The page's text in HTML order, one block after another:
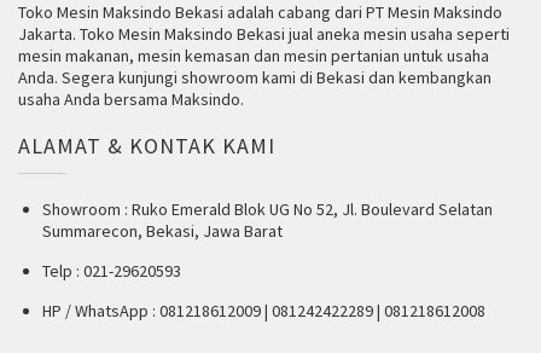
Toko Mesin Maksindo Bekasi adalah cabang dari PT Mesin Maksindo
Jakarta. Toko Mesin Maksindo Bekasi jual aneka mesin usaha seperti
mesin makanan, mesin kemasan dan mesin pertanian untuk usaha
Anda. Segera kunjungi showroom kami di Bekasi dan kembangkan
usaha Anda bersama Maksindo.
ALAMAT & KONTAK KAMI
Showroom : Ruko Emerald Blok UG No 52, Jl. Boulevard Selatan
Summarecon, Bekasi, Jawa Barat
Telp : 021-29620593
HP / WhatsApp : 081218612009 | 081242422289 | 081218612008